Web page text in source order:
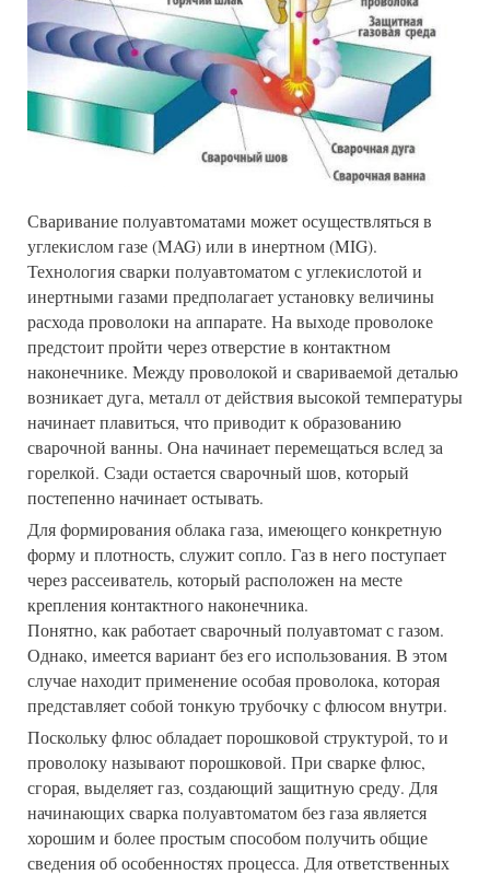
Сваривание полуавтоматами может осуществляться в
углекислом газе (MAG) или в инертном (MIG).
Технология сварки полуавтоматом с углекислотой и
инертными газами предполагает установку величины
расхода проволоки на аппарате. На выходе проволоке
предстоит пройти через отверстие в контактном
наконечнике. Между проволокой и свариваемой деталью
возникает дуга, металл от действия высокой температуры
начинает плавиться, что приводит к образованию
сварочной ванны. Она начинает перемещаться вслед за
горелкой. Сзади остается сварочный шов, который
постепенно начинает остывать.
Для формирования облака газа, имеющего конкретную
форму и плотность, служит сопло. Газ в него поступает
через рассеиватель, который расположен на месте
крепления контактного наконечника.
Понятно, как работает сварочный полуавтомат с газом.
Однако, имеется вариант без его использования. В этом
случае находит применение особая проволока, которая
представляет собой тонкую трубочку с флюсом внутри.
Поскольку флюс обладает порошковой структурой, то и
проволоку называют порошковой. При сварке флюс,
сгорая, выделяет газ, создающий защитную среду. Для
начинающих сварка полуавтоматом без газа является
хорошим и более простым способом получить общие
сведения об особенностях процесса. Для ответственных